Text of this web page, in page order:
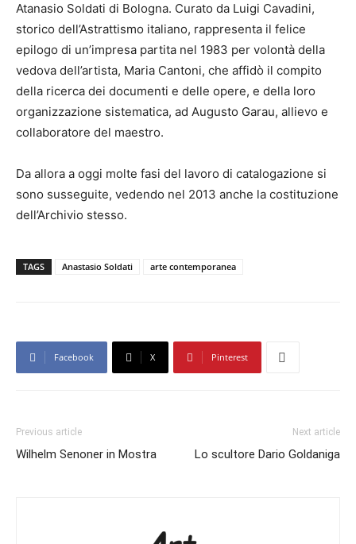
Atanasio Soldati di Bologna. Curato da Luigi Cavadini,
storico dell’Astrattismo italiano, rappresenta il felice
epilogo di un’impresa partita nel 1983 per volontà della
vedova dell’artista, Maria Cantoni, che affidò il compito
della ricerca dei documenti e delle opere, e della loro
organizzazione sistematica, ad Augusto Garau, allievo e
collaboratore del maestro.
Da allora a oggi molte fasi del lavoro di catalogazione si
sono susseguite, vedendo nel 2013 anche la costituzione
dell’Archivio stesso.
TAGS Anastasio Soldati arte contemporanea
Facebook X Pinterest
Previous article
Wilhelm Senoner in Mostra
Next article
Lo scultore Dario Goldaniga